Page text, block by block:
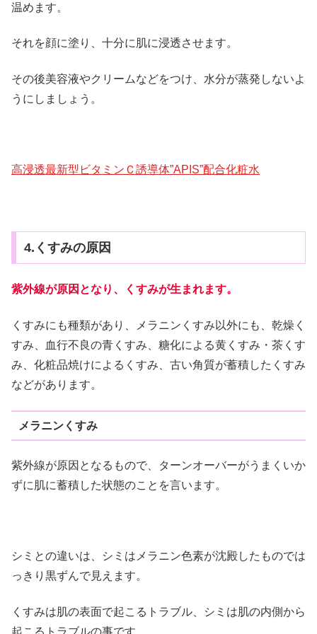
温めます。
それを顔に塗り、十分に肌に浸透させます。
その後美容液やクリームなどをつけ、水分が蒸発しないよ
うにしましょう。
高浸透最新型ビタミンＣ誘導体”APIS”配合化粧水
4.くすみの原因
紫外線が原因となり、くすみが生まれます。
くすみにも種類があり、メラニンくすみ以外にも、乾燥く
すみ、血行不良の青くすみ、糖化による黄くすみ・茶くす
み、化粧品焼けによるくすみ、古い角質が蓄積したくすみ
などがあります。
メラニンくすみ
紫外線が原因となるもので、ターンオーバーがうまくいか
ずに肌に蓄積した状態のことを言います。
シミとの違いは、シミはメラニン色素が沈殿したものでは
っきり黒ずんで見えます。
くすみは肌の表面で起こるトラブル、シミは肌の内側から
起こるトラブルの事です。